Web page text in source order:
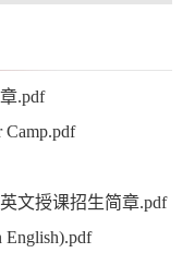
.pdf
Camp.pdf
文授课招生简章.pdf
English).pdf